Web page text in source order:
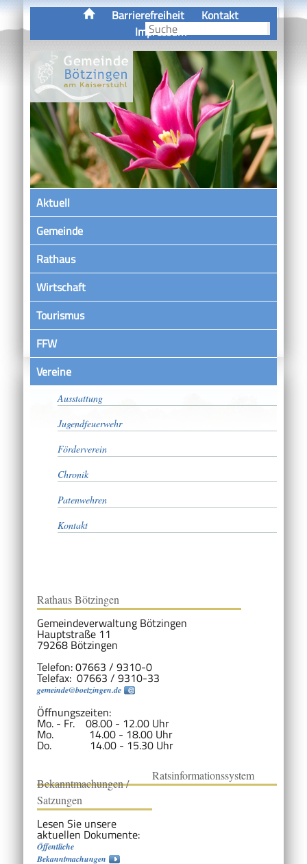
Barrierefreiheit
Kontakt
Impressum
Aktuell
Gemeinde
Rathaus
Wirtschaft
Tourismus
FFW
VereineAktive Abteilung
Ausstattung
Jugendfeuerwehr
Förderverein
Chronik
Patenwehren
Kontakt
Rathaus Bötzingen
Gemeindeverwaltung Bötzingen
Hauptstraße 11
79268 Bötzingen
Telefon: 07663 / 9310-0
Telefax: 07663 / 9310-33
gemeinde@boetzingen.de
Öffnungszeiten:
Mo. - Fr. 08.00 - 12.00 Uhr
Mo. 14.00 - 18.00 Uhr
Do. 14.00 - 15.30 Uhr
Bekanntmachungen /
Satzungen
Lesen Sie unsere
aktuellen Dokumente:
Öffentliche
Bekanntmachungen
Ratsinformationssystem